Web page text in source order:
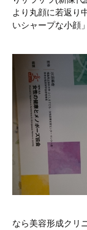
より丸顔に若返り
いシャープな小顔
なら美容形成クリ